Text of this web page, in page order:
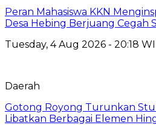
Peran Mahasiswa KKN
Desa Hebing Berjuang Cegah
Tuesday, 4 Aug 2026 - 20:18
Daerah
Gotong Royong Turunkan
Libatkan Berbagai Elemen